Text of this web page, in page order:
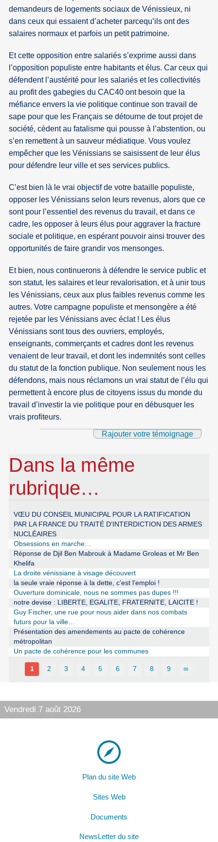
demandeurs de logements sociaux de Vénissieux, ni
dans ceux qui essaient d’acheter parcequ’ils ont des
salaires normaux et parfois un petit patrimoine.
Et cette opposition entre salariés s’exprime aussi dans
l’opposition populiste entre habitants et élus. Car ceux qui
défendent l’austérité pour les salariés et les collectivités
au profit des gabegies du CAC40 ont besoin que la
méfiance envers la vie politique continue son travail de
sape pour que les Français se détourne de tout projet de
société, cèdent au fatalisme qui pousse à l’abstention, ou
s’en remettent à un sauveur médiatique. Vous voulez
empêcher que les Vénissians se saisissent de leur élus
pour défendre leur ville et ses services publics.
C’est bien là le vrai objectif de votre bataille populiste,
opposer les Vénissians selon leurs revenus, alors que ce
sont pour l’essentiel des revenus du travail, et dans ce
cadre, les opposer à leurs élus pour aggraver la fracture
sociale et politique, en espérant pouvoir ainsi trouver des
opportunités de faire grandir vos mensonges.
Et bien, nous continuerons à défendre le service public et
son statut, les salaires et leur revalorisation, et à unir tous
les Vénissians, ceux aux plus faibles revenus comme les
autres. Votre campagne populiste et mensongère a été
rejetée par les Vénissians avec éclat ! Les élus
Vénissians sont tous des ouvriers, employés,
enseignants, commerçants et cadres dont les revenus
venaient de leur travail, et dont les indemnités sont celles
du statut de la fonction publique. Non seulement nous les
défendons, mais nous réclamons un vrai statut de l’élu qui
permettent à encore plus de citoyens issus du monde du
travail d’investir la vie politique pour en débusquer les
vrais profiteurs.
Rajouter votre témoignage
Dans la même
rubrique…
VŒU DU CONSEIL MUNICIPAL POUR LA RATIFICATION
PAR LA FRANCE DU TRAITÉ D’INTERDICTION DES ARMES
NUCLÉAIRES
Obsessions en marche…
Réponse de Djil Ben Mabrouk à Madame Groleas et Mr Ben
Khelifa
La droite vénissiane à visage découvert
la seule vraie réponse à la dette, c’est l’emploi !
Ouverture dominicale, nous ne sommes pas dupes !!!
notre devise : LIBERTE, EGALITE, FRATERNITE, LAICITE !
Guy Fischer, une rue pour nous aider dans nos combats
futurs pour la ville…
Présentation des amendements au pacte de cohérence
métropolitan
Un pacte de cohérence pour les communes
1 2 3 4 5 6 7 8 9 ∞
Vendredi 7 août 2026
Plan du site Web
Sites Web
Documents
NewsLetter du site